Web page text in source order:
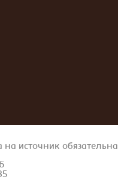
источник обязательна